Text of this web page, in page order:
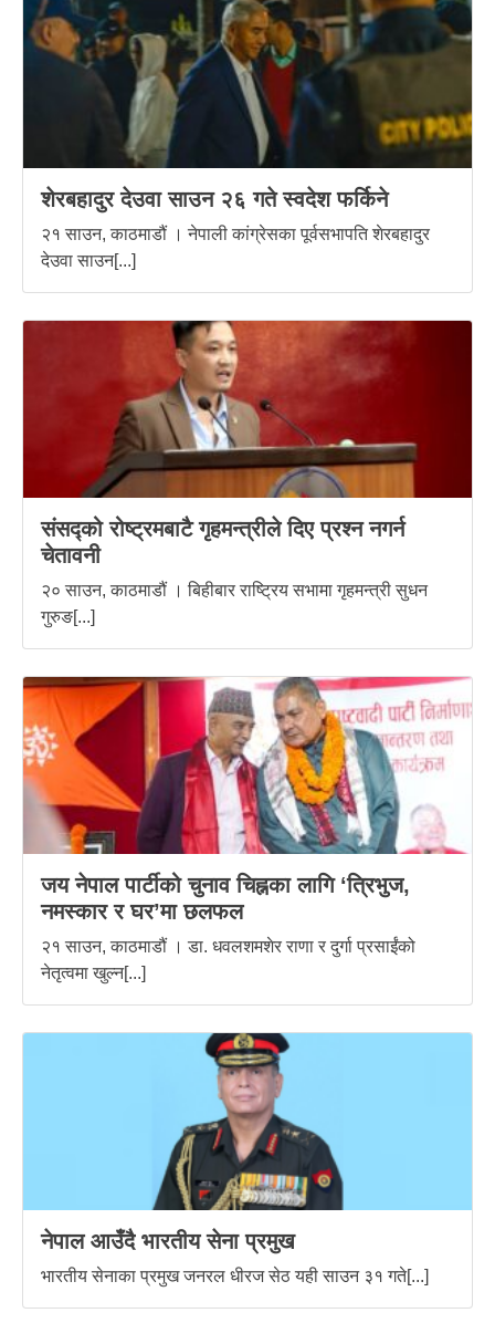
शेरबहादुर देउवा साउन २६ गते स्वदेश फर्किने
२१ साउन, काठमाडौं । नेपाली कांग्रेसका पूर्वसभापति शेरबहादुर
देउवा साउन[...]
संसद्को रोष्ट्रमबाटै गृहमन्त्रीले दिए प्रश्न नगर्न
चेतावनी
२० साउन, काठमाडौं । बिहीबार राष्ट्रिय सभामा गृहमन्त्री सुधन
गुरुङ[...]
जय नेपाल पार्टीको चुनाव चिह्नका लागि ‘त्रिभुज,
नमस्कार र घर’मा छलफल
२१ साउन, काठमाडौं । डा. धवलशमशेर राणा र दुर्गा प्रसाईंको
नेतृत्वमा खुल्न[...]
नेपाल आउँदै भारतीय सेना प्रमुख
भारतीय सेनाका प्रमुख जनरल धीरज सेठ यही साउन ३१ गते[...]